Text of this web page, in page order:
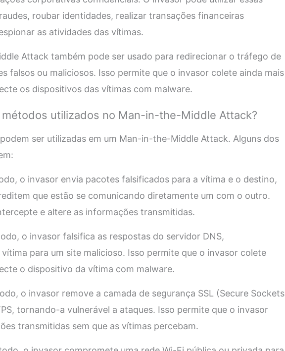
roubar identidades, realizar transações financeiras
as atividades das vítimas.
Attack também pode ser usado para redirecionar o tráfego de
falsos ou maliciosos. Isso permite que o invasor colete ainda mais
os dispositivos das vítimas com malware.
métodos utilizados no Man-in-the-Middle Attack?
ser utilizadas em um Man-in-the-Middle Attack. Alguns dos
o invasor envia pacotes falsificados para a vítima e o destino,
que estão se comunicando diretamente um com o outro.
e altere as informações transmitidas.
o invasor falsifica as respostas do servidor DNS,
para um site malicioso. Isso permite que o invasor colete
o dispositivo da vítima com malware.
o invasor remove a camada de segurança SSL (Secure Sockets
tornando-a vulnerável a ataques. Isso permite que o invasor
transmitidas sem que as vítimas percebam.